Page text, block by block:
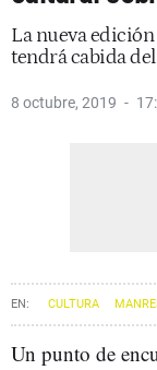
La nueva
tendrá cabida
8 octubre, 2019
CULTURA
Un punto de